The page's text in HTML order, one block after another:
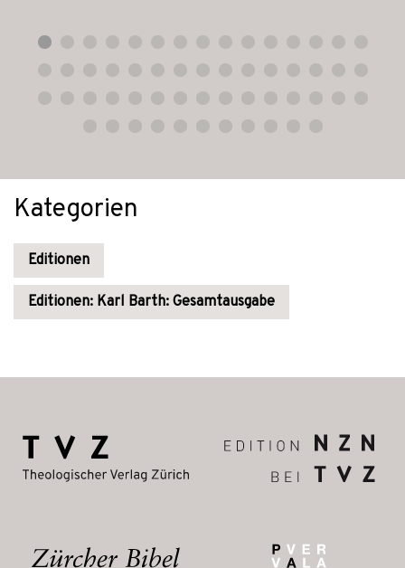
Kategorien
Editionen
Editionen: Karl Barth: Gesamtausgabe